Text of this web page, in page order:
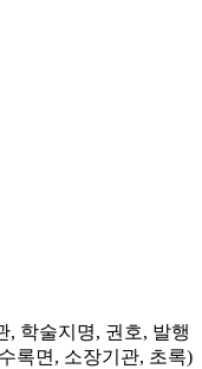
, 학술지명, 권호, 발행
록면, 소장기관, 초록)